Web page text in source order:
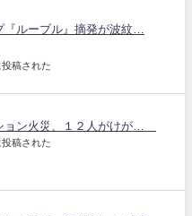
『ルーブル』摘発が波紋…
稿された
ョン火災、１２人がけが…
稿された